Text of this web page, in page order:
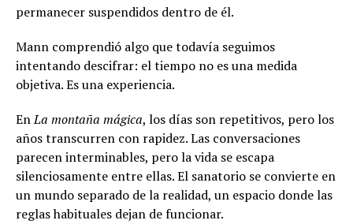
permanecer suspendidos dentro de él.
Mann comprendió algo que todavía seguimos
intentando descifrar: el tiempo no es una medida
objetiva. Es una experiencia.
EnLa montaña mágica, los días son repetitivos, pero los
años transcurren con rapidez. Las conversaciones
parecen interminables, pero la vida se escapa
silenciosamente entre ellas. El sanatorio se convierte en
un mundo separado de la realidad, un espacio donde las
reglas habituales dejan de funcionar.